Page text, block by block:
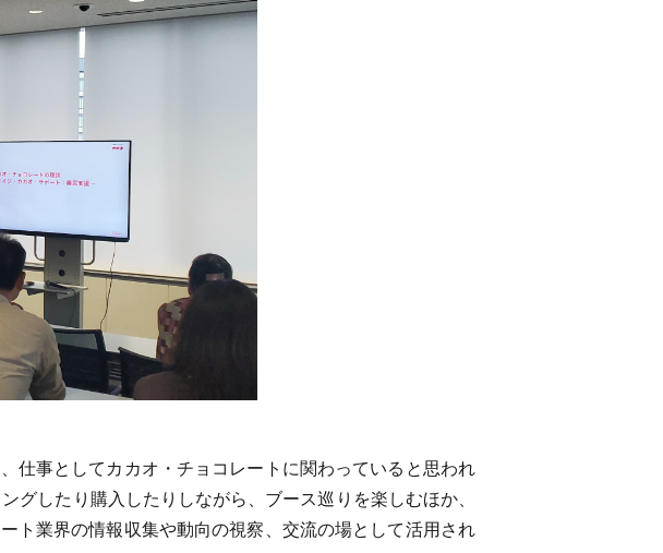
仕事としてカカオ・チョコレートに関わっていると思われ
グしたり購入したりしながら、ブース巡りを楽しむほか、
ト業界の情報収集や動向の視察、交流の場として活用され